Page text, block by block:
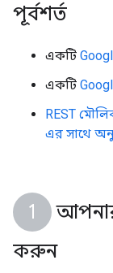
পূর্বশর্ত
একটি
একটি
REST
এর সাথে
আপনার
করুন